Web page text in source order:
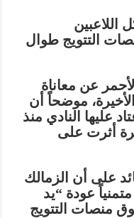
اللاعبين
التتويج طوال
عن معاناة
موضحاً أن
عليها النادي منذ
أثرت على
على أن الزمالك
عودة “يد
منصات التتويج